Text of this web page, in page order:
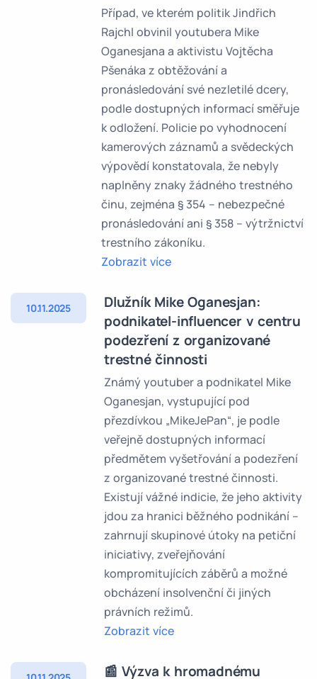
Případ, ve kterém politik Jindřich
Rajchl obvinil youtubera Mike
Oganesjana a aktivistu Vojtěcha
Pšenáka z obtěžování a
pronásledování své nezletilé dcery,
podle dostupných informací směřuje
k odložení. Policie po vyhodnocení
kamerových záznamů a svědeckých
výpovědí konstatovala, že nebyly
naplněny znaky žádného trestného
činu, zejména § 354 – nebezpečné
pronásledování ani § 358 – výtržnictví
trestního zákoníku.
Zobrazit více
10.11.2025
Dlužník Mike Oganesjan:
podnikatel-influencer v centru
podezření z organizované
trestné činnosti
Známý youtuber a podnikatel Mike
Oganesjan, vystupující pod
přezdívkou „MikeJePan“, je podle
veřejně dostupných informací
předmětem vyšetřování a podezření
z organizované trestné činnosti.
Existují vážné indicie, že jeho aktivity
jdou za hranici běžného podnikání –
zahrnují skupinové útoky na petiční
iniciativy, zveřejňování
kompromitujících záběrů a možné
obcházení insolvenční či jiných
právních režimů.
Zobrazit více
📰 Výzva k hromadnému